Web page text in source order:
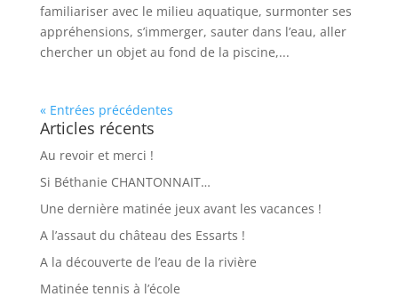
familiariser avec le milieu aquatique, surmonter ses
appréhensions, s’immerger, sauter dans l’eau, aller
chercher un objet au fond de la piscine,...
« Entrées précédentes
Articles récents
Au revoir et merci !
Si Béthanie CHANTONNAIT…
Une dernière matinée jeux avant les vacances !
A l’assaut du château des Essarts !
A la découverte de l’eau de la rivière
Matinée tennis à l’école